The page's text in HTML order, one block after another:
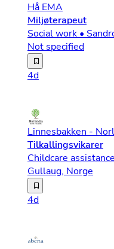
Hå EMA
Miljøterapeut
Social work •
Not specified
Hero Norge søker
4d
Linnesbakken -
Tilkallingsvikarer
Childcare
Gullaug, Norge
Om jobben Er du
4d